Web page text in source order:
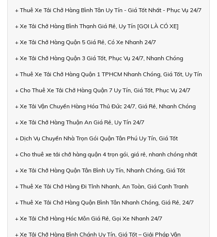
+ Thuê Xe Tải Chở Hàng Bình Tân Uy Tín - Giá Tốt Nhất - Phục Vụ 24/7
+ Xe Tải Chở Hàng Bình Thạnh Giá Rẻ, Uy Tín [GỌI LÀ CÓ XE]
+ Xe Tải Chở Hàng Quận 5 Giá Rẻ, Có Xe Nhanh 24/7
+ Xe Tải Chở Hàng Quận 3 Giá Tốt, Phục Vụ 24/7, Nhanh Chóng
+ Thuê Xe Tải Chở Hàng Quận 1 TPHCM Nhanh Chóng, Giá Tốt, Uy Tín
+ Cho Thuê Xe Tải Chở Hàng Quận 7 Uy Tín, Giá Tốt, Phục Vụ 24/7
+ Xe Tải Vận Chuyển Hàng Hóa Thủ Đức 24/7, Giá Rẻ, Nhanh Chóng
+ Xe Tải Chở Hàng Thuận An Giá Rẻ, Uy Tín 24/7
+ Dịch Vụ Chuyển Nhà Trọn Gói Quận Tân Phú Uy Tín, Giá Tốt
+ Cho thuê xe tải chở hàng quận 4 trọn gói, giá rẻ, nhanh chóng nhất
+ Xe Tải Chở Hàng Quận Tân Bình Uy Tín, Nhanh Chóng, Giá Tốt
+ Thuê Xe Tải Chở Hàng Đi Tỉnh Nhanh, An Toàn, Giá Cạnh Tranh
+ Thuê Xe Tải Chở Hàng Quận Bình Tân Nhanh Chóng, Giá Rẻ, 24/7
+ Xe Tải Chở Hàng Hóc Môn Giá Rẻ, Gọi Xe Nhanh 24/7
+ Xe Tải Chở Hàng Bình Chánh Uy Tín, Giá Tốt – Giải Pháp Vận